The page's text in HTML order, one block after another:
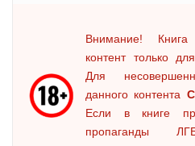
Внимание!
контент только
Для
данного контента
Если в книге
пропаганды